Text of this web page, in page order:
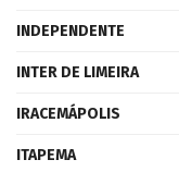
INDEPENDENTE
INTER DE LIMEIRA
IRACEMÁPOLIS
ITAPEMA